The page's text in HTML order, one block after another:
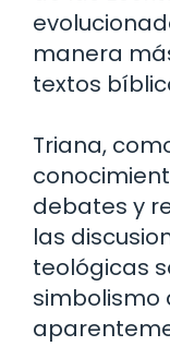
manera
textos
Triana,
debates y
las
teológicas
simbolismo